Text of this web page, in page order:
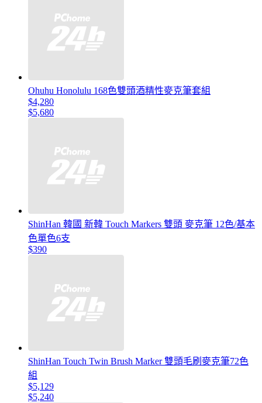
Ohuhu Honolulu 168色雙頭酒精性麥克筆套組
$4,280
$5,680
ShinHan 韓國 新韓 Touch Markers 雙頭 麥克筆 12色/基本
色單色6支
$390
ShinHan Touch Twin Brush Marker 雙頭毛刷麥克筆72色
組
$5,129
$5,240